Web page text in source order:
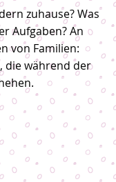
zuhause? Was
Aufgaben? An
von Familien:
die während der